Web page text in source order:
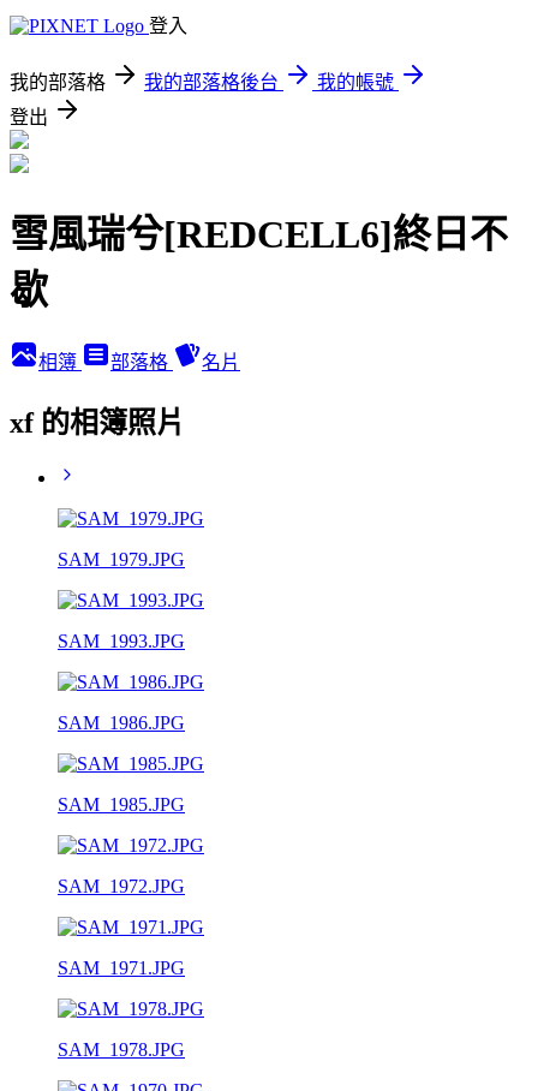
登入
我的部落格 我的部落格後台
我的帳號
登出
雪風瑞兮[REDCELL6]終日不
歇
相簿 部落格 名片
xf 的相簿照片
SAM_1979.JPG
SAM_1993.JPG
SAM_1986.JPG
SAM_1985.JPG
SAM_1972.JPG
SAM_1971.JPG
SAM_1978.JPG